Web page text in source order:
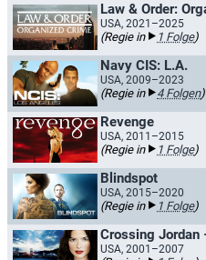
Law & Order:
USA, 2021–2025
(Regie in 1 Folge)
Navy CIS: L.A.
USA, 2009–2023
(Regie in 4 Folgen)
Revenge
USA, 2011–2015
(Regie in 1 Folge)
Blindspot
USA, 2015–2020
(Regie in 1 Folge)
Crossing Jordan
USA, 2001–2007